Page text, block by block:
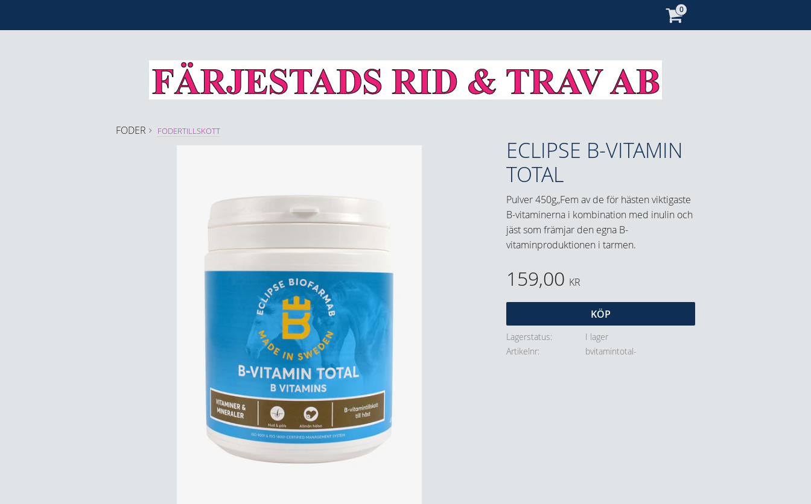
FODER FODERTILLSKOTT
ECLIPSE B-VITAMIN
TOTAL
Pulver 450g,,Fem av de för hästen viktigaste
B-vitaminerna i kombination med inulin och
jäst som främjar den egna B-
vitaminproduktionen i tarmen.
159,00 KR
KÖP
Lagerstatus
I lager
Artikelnr
bvitamintotal-